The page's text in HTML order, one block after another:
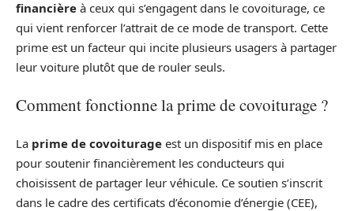
financière à ceux qui s’engagent dans le covoiturage, ce
qui vient renforcer l’attrait de ce mode de transport. Cette
prime est un facteur qui incite plusieurs usagers à partager
leur voiture plutôt que de rouler seuls.
Comment fonctionne la prime de covoiturage ?
La prime de covoiturage est un dispositif mis en place
pour soutenir financièrement les conducteurs qui
choisissent de partager leur véhicule. Ce soutien s’inscrit
dans le cadre des certificats d’économie d’énergie (CEE),